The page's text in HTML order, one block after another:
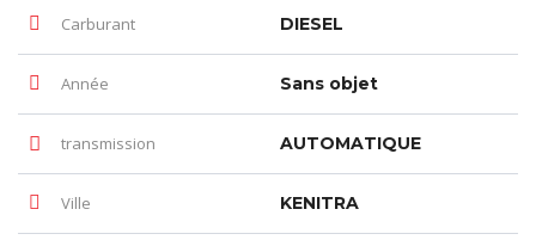
Carburant DIESEL
Année Sans objet
transmission AUTOMATIQUE
Ville KENITRA